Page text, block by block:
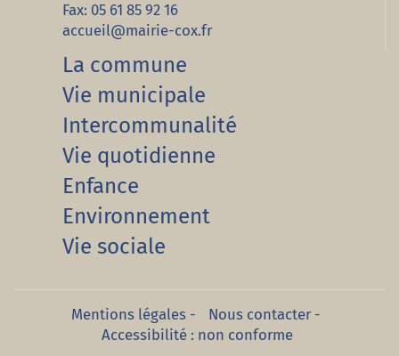
Fax: 05 61 85 92 16
accueil@mairie-cox.fr
La commune
Vie municipale
Intercommunalité
Vie quotidienne
Enfance
Environnement
Vie sociale
Mentions légales- Nous contacter-
Accessibilité : non conforme